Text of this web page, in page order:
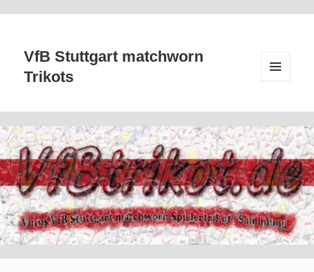
VfB Stuttgart matchworn
Trikots